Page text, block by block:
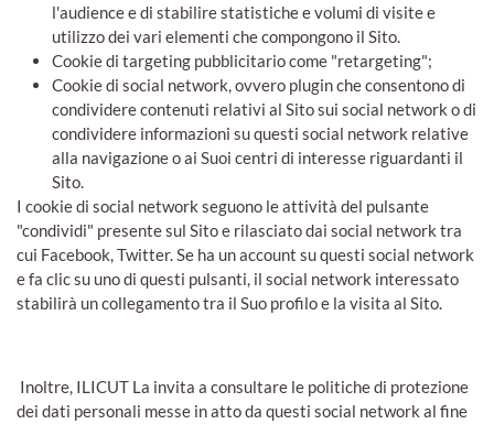
l'audience e di stabilire statistiche e volumi di visite e
utilizzo dei vari elementi che compongono il Sito.
Cookie di targeting pubblicitario come "retargeting";
Cookie di social network, ovvero plugin che consentono di
condividere contenuti relativi al Sito sui social network o di
condividere informazioni su questi social network relative
alla navigazione o ai Suoi centri di interesse riguardanti il
Sito.
I cookie di social network seguono le attività del pulsante
"condividi" presente sul Sito e rilasciato dai social network tra
cui Facebook, Twitter. Se ha un account su questi social network
e fa clic su uno di questi pulsanti, il social network interessato
stabilirà un collegamento tra il Suo profilo e la visita al Sito.
Inoltre, ILICUT La invita a consultare le politiche di protezione
dei dati personali messe in atto da questi social network al fine